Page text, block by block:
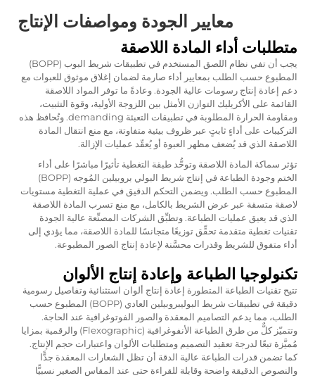
معايير الجودة ومواصفات الإنتاج
متطلبات أداء المادة اللاصقة
يجب أن تفي نظام اللصق المستخدم في تطبيقات شريط البوب (BOPP)
المطبوع حسب الطلب بمعايير أداء صارمة لضمان إغلاق موثوق للعبوات مع
دعم إعادة إنتاج رسومات عالية الجودة. وعادةً ما توفر المواد اللاصقة
القائمة على الأكريليك التوازن الأمثل بين اللزوجة الأولية، وقوة التثبيت،
ومقاومة الحرارة المطلوبة في تطبيقات التعبئة demanding. وتُحافظ هذه
التركيبات على أداءٍ ثابتٍ عبر ظروف بيئية متفاوتة، مع منع انتقال المادة
اللاصقة الذي قد يُضعف مظهر العبوة أو يُعقّد عمليات الإزالة.
تؤثر سماكة المادة اللاصقة وتوحُّد طبقة التغطية تأثيرًا مباشرًا على أداء
الختم وجودة الطباعة في إنتاج شريط البولي بروبيلين المُوجه (BOPP)
المطبوع حسب الطلب. ويضمن التحكم الدقيق في عملية التغطية مستويات
لاصقة متسقة عبر عرض الشريط بالكامل، مع منع تسرب المادة اللاصقة
الذي قد يعيق عمليات الطباعة. وتطبِّق الشركات المصنِّعة عالية الجودة
تقنيات تغطية متقدمة تحقِّق توزيعًا متجانسًا للمادة اللاصقة، مما يؤدي إلى
أداء متفوق للشريط وقدرات محسَّنة لإعادة إنتاج الصور المطبوعة.
تكنولوجيا الطباعة وإعادة إنتاج الألوان
تتيح تقنيات الطباعة المتطورة إعادة إنتاج ألوان استثنائية وتفاصيل رسومية
دقيقة في تطبيقات شريط البوليبروبيلين العادي (BOPP) المطبوع حسب
الطلب، مما يدعم التصاميم المعقدة والصور الفوتوغرافية عند الحاجة.
وتتميّز كلٌّ من طرق الطباعة الأنفوغرافية (Flexographic) والرقمية بمزايا
مُميَّزة تبعًا لدرجة تعقيد التصميم ومتطلبات الألوان واعتبارات حجم الإنتاج.
كما تضمن قدرات الطباعة عالية الدقة أن تظل الشعارات المعقدة جدًّا
والنصوص الدقيقة واضحة وقابلة للقراءة حتى عند المقاس الصغير نسبيًّا